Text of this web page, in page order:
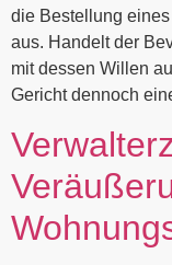
die Bestellung
aus. Handelt der
mit dessen Willen
Gericht dennoch